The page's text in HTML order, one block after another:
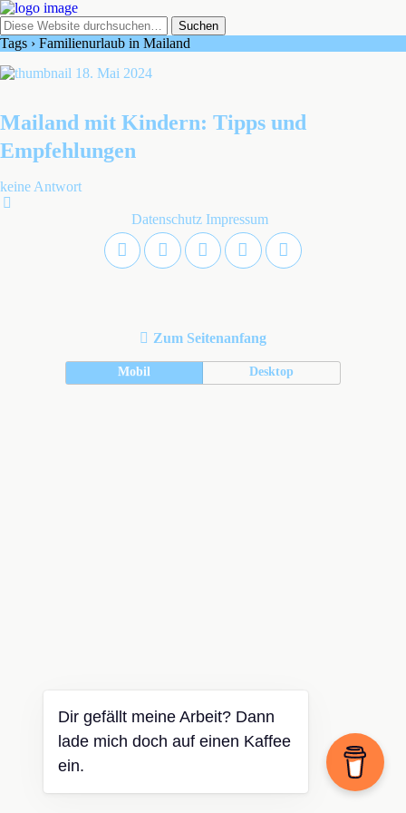
Tags › Familienurlaub in Mailand
18. Mai 2024
Mailand mit Kindern: Tipps und
Empfehlungen
keine Antwort
Datenschutz Impressum
Zum Seitenanfang
Mobil Desktop
Dir gefällt meine Arbeit? Dann
lade mich doch auf einen Kaffee
ein.